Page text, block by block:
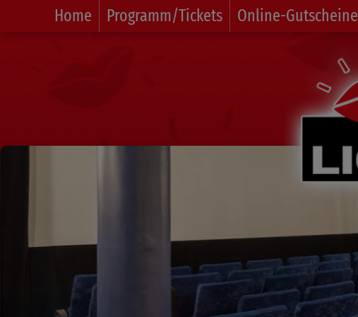
Home Programm/Tickets Online-Gutscheine